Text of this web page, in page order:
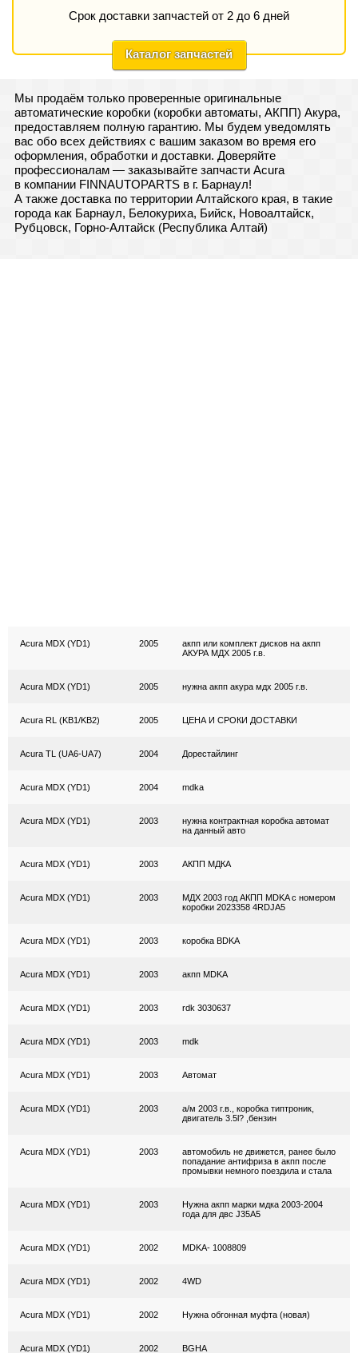
Срок доставки запчастей от 2 до 6 дней
Каталог запчастей
Мы продаём только проверенные оригинальные
автоматические коробки (коробки автоматы, АКПП) Акура,
предоставляем полную гарантию. Мы будем уведомлять
вас обо всех действиях с вашим заказом во время его
оформления, обработки и доставки. Доверяйте
профессионалам — заказывайте запчасти Acura
в компании FINNAUTOPARTS в г. Барнаул!
А также доставка по территории Алтайского края, в такие
города как Барнаул, Белокуриха, Бийск, Новоалтайск,
Рубцовск, Горно-Алтайск (Республика Алтай)
Acura MDX (YD1) 2005
акпп или комплект дисков на акпп
АКУРА МДХ 2005 г.в.
Acura MDX (YD1) 2005 нужна акпп акура мдх 2005 г.в.
Acura RL (KB1/KB2) 2005 ЦЕНА И СРОКИ ДОСТАВКИ
Acura TL (UA6-UA7) 2004 Дорестайлинг
Acura MDX (YD1) 2004 mdka
Acura MDX (YD1) 2003
нужна контрактная коробка автомат
на данный авто
Acura MDX (YD1) 2003 АКПП МДКА
Acura MDX (YD1) 2003
МДХ 2003 год АКПП MDKA с номером
коробки 2023358 4RDJA5
Acura MDX (YD1) 2003 коробка BDKA
Acura MDX (YD1) 2003 акпп MDKA
Acura MDX (YD1) 2003 rdk 3030637
Acura MDX (YD1) 2003 mdk
Acura MDX (YD1) 2003 Автомат
Acura MDX (YD1) 2003
а/м 2003 г.в., коробка типтроник,
двигатель 3.5l? ,бензин
Acura MDX (YD1) 2003
автомобиль не движется, ранее было
попадание антифриза в акпп после
промывки немного поездила и стала
Acura MDX (YD1) 2003
Нужна акпп марки мдка 2003-2004
года для двс J35A5
Acura MDX (YD1) 2002 MDKA- 1008809
Acura MDX (YD1) 2002 4WD
Acura MDX (YD1) 2002 Нужна обгонная муфта (новая)
Acura MDX (YD1) 2002 BGHA